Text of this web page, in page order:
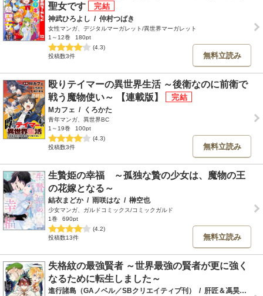
聖女です
神武ひろよし / 仲村つばき
女性マンガ、デジタルマーガレット/異世界マーガレット
1～12巻
180pt
(4.3)
投稿数3件
無料立読み
殴りテイマーの異世界生活 ～後衛なのに前衛で
戦う魔物使い～ 【連載版】
Mカフェ / くろかた
青年マンガ、異世界BC
1～19巻
100pt
(4.3)
投稿数3件
無料立読み
生贄姫の幸福 ～孤独な贄の少女は、魔物の王
の花嫁となる～
結衣まどか / 雨咲はな / 榊空也
少女マンガ、ガルドコミックス/コミックガルド
1巻
690pt
(4.2)
投稿数13件
無料立読み
失格紋の最強賢者 ～世界最強の賢者が更に強く
なるために転生しました～
進行諸島（GAノベル／SBクリエイティブ刊） / 肝匠＆馮昊（Friendly Land）